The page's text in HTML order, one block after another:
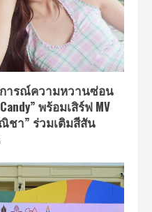
การณ์ความหวานซ่อน
พร้อมเสิร์ฟ MV
ชา” ร่วมเติมสีสัน